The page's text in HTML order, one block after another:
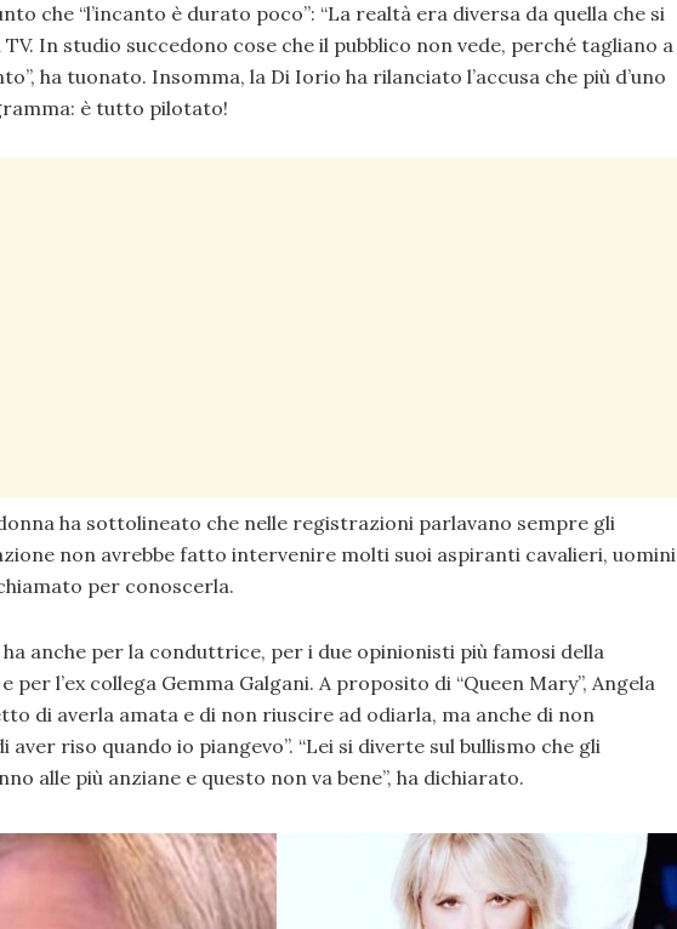
che “l’incanto è durato poco”: “La realtà era diversa da quella che si
In studio succedono cose che il pubblico non vede, perché tagliano a
ha tuonato. Insomma, la Di Iorio ha rilanciato l’accusa che più d’uno
è tutto pilotato!
ha sottolineato che nelle registrazioni parlavano sempre gli
non avrebbe fatto intervenire molti suoi aspiranti cavalieri, uomini
per conoscerla.
ha anche per la conduttrice, per i due opinionisti più famosi della
per l’ex collega Gemma Galgani. A proposito di “Queen Mary”, Angela
di averla amata e di non riuscire ad odiarla, ma anche di non
aver riso quando io piangevo”. “Lei si diverte sul bullismo che gli
alle più anziane e questo non va bene”, ha dichiarato.